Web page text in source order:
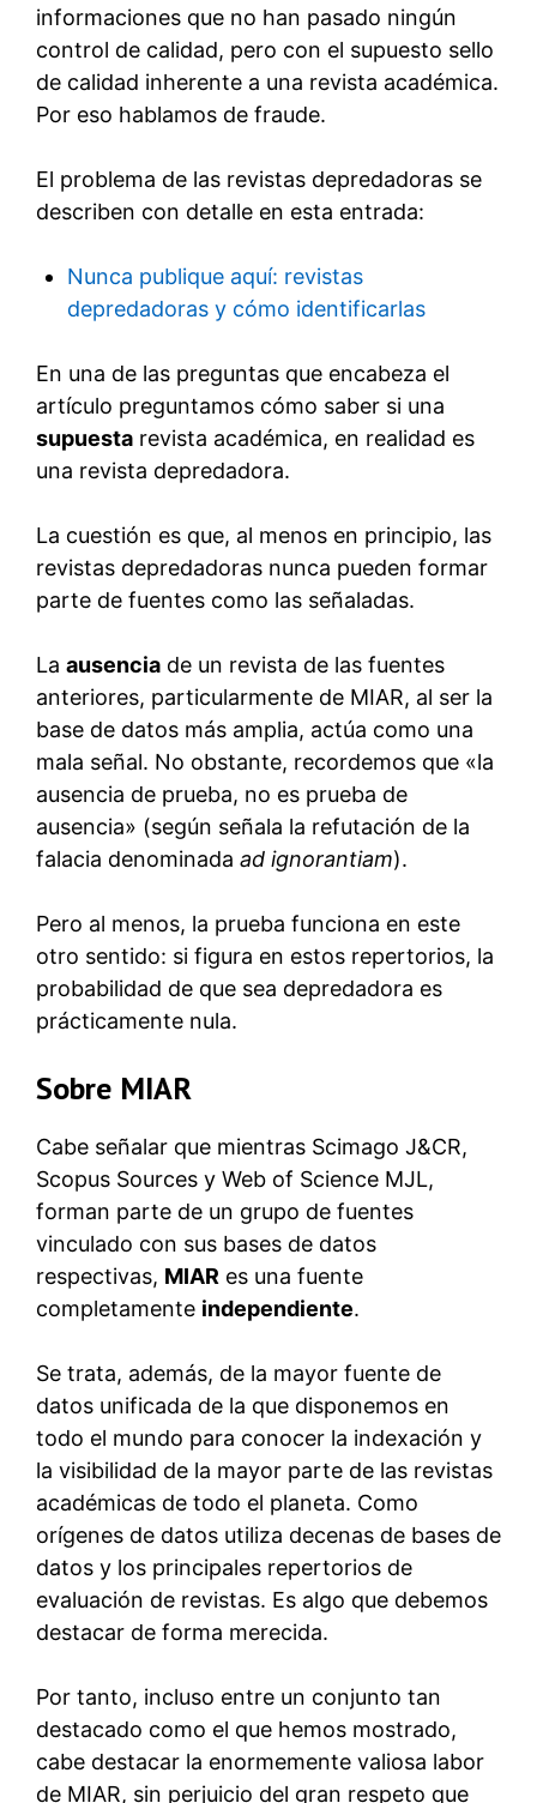
informaciones que no han pasado ningún
control de calidad, pero con el supuesto sello
de calidad inherente a una revista académica.
Por eso hablamos de fraude.
El problema de las revistas depredadoras se
describen con detalle en esta entrada:
Nunca publique aquí: revistas
depredadoras y cómo identificarlas
En una de las preguntas que encabeza el
artículo preguntamos cómo saber si una
supuesta revista académica, en realidad es
una revista depredadora.
La cuestión es que, al menos en principio, las
revistas depredadoras nunca pueden formar
parte de fuentes como las señaladas.
La ausencia de un revista de las fuentes
anteriores, particularmente de MIAR, al ser la
base de datos más amplia, actúa como una
mala señal. No obstante, recordemos que «la
ausencia de prueba, no es prueba de
ausencia» (según señala la refutación de la
falacia denominada ad ignorantiam).
Pero al menos, la prueba funciona en este
otro sentido: si figura en estos repertorios, la
probabilidad de que sea depredadora es
prácticamente nula.
Sobre MIAR
Cabe señalar que mientras Scimago J&CR,
Scopus Sources y Web of Science MJL,
forman parte de un grupo de fuentes
vinculado con sus bases de datos
respectivas, MIAR es una fuente
completamente independiente.
Se trata, además, de la mayor fuente de
datos unificada de la que disponemos en
todo el mundo para conocer la indexación y
la visibilidad de la mayor parte de las revistas
académicas de todo el planeta. Como
orígenes de datos utiliza decenas de bases de
datos y los principales repertorios de
evaluación de revistas. Es algo que debemos
destacar de forma merecida.
Por tanto, incluso entre un conjunto tan
destacado como el que hemos mostrado,
cabe destacar la enormemente valiosa labor
de MIAR, sin perjuicio del gran respeto que